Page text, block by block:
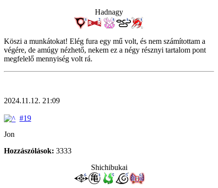
Hadnagy
Köszi a munkátokat! Elég fura egy mű volt, és nem számítottam a
végére, de amúgy nézhető, nekem ez a négy résznyi tartalom pont
megfelelő mennyiség volt rá.
2024.11.12. 21:09
#19
Jon
Hozzászólások: 3333
Shichibukai